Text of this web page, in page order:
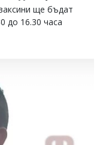
ще бъдат
до 16.30 часа